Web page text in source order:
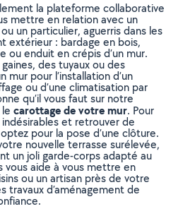
la plateforme collaborative
mettre en relation avec un
un particulier, aguerris dans les
extérieur : bardage en bois,
ou enduit en crépis d’un mur.
des tuyaux ou des
mur pour l’installation d’un
ou d’une climatisation par
qu’il vous faut sur notre
carottage de votre mur. Pour
et retrouver de
pour la pose d’une clôture.
nouvelle terrasse surélevée,
un joli garde-corps adapté au
vous aide à vous mettre en
ou un artisan près de votre
d’aménagement de